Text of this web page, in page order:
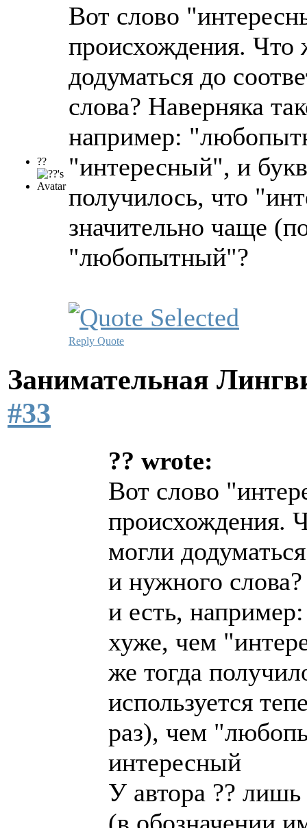
??
Вот слово
происхождения. Что
додуматься до
слова? Наверняка
например:
"интересный", и
получилось, что
значительно чаще
"любопытный"?
Reply Quote
Занимательная
#33
?? wrote:
Вот слово
происхождения.
могли
и нужного
и есть,
хуже, чем
же тогда
используется
раз), чем
интересный
У автора ?? лишь